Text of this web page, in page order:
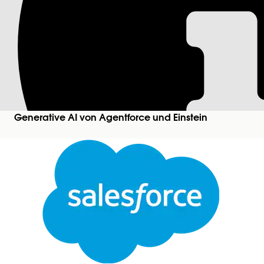
Generative AI von Agentforce und Einstein
Agentenskript in
Überprüfen Sie das Agentenskriptbeispiel für
Bei der Multi-Agent-Orchestrierung für
Agreements – Salesforce.comoder einer schriftlichen
wurde. Die Nutzung dieses Beta-Service liegt im
Agentenskript-Auflistung
Der Abschnitt "start_agent agent_router
Unteragenten werden über die
Da Agenten als Aktionen modelliert sind,
Sie können die Zeichenbereichsansicht
eingeben, um ihn unter dem Menüelement "